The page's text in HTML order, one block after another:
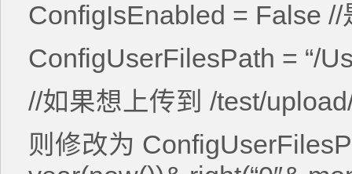
ConfigIsEnabled = False
ConfigUserFilesPath = “/
//如果想上传到 /test/
则修改为